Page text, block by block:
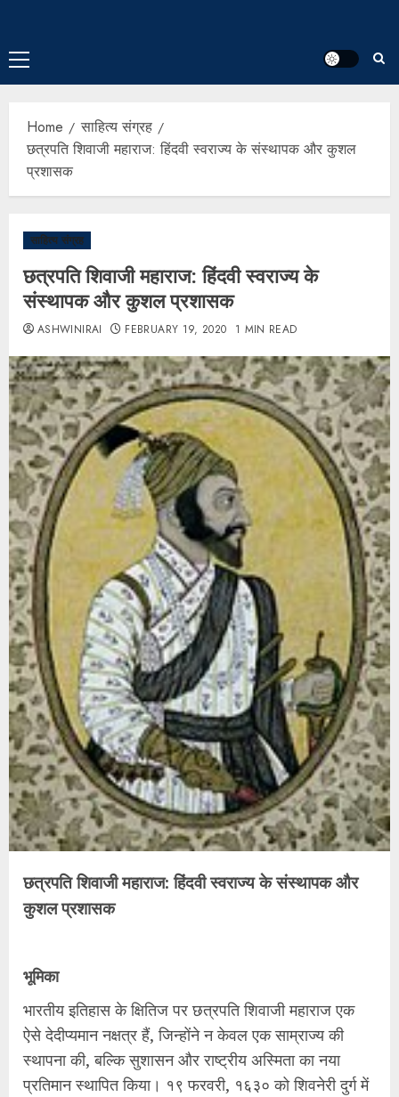
Home
साहित्य संग्रह
छत्रपति शिवाजी महाराज: हिंदवी स्वराज्य के संस्थापक और कुशल
प्रशासक
साहित्य संग्रह
छत्रपति शिवाजी महाराज: हिंदवी स्वराज्य के
संस्थापक और कुशल प्रशासक
ASHWINIRAI FEBRUARY 19, 2020 1 MIN READ
छत्रपति शिवाजी महाराज: हिंदवी स्वराज्य के संस्थापक और
कुशल प्रशासक
भूमिका
भारतीय इतिहास के क्षितिज पर छत्रपति शिवाजी महाराज एक
ऐसे देदीप्यमान नक्षत्र हैं, जिन्होंने न केवल एक साम्राज्य की
स्थापना की, बल्कि सुशासन और राष्ट्रीय अस्मिता का नया
प्रतिमान स्थापित किया। १९ फरवरी, १६३० को शिवनेरी दुर्ग में